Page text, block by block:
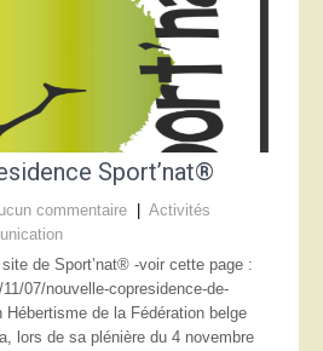
Sport’nat®
commentaire
Activités
de Sport’nat® -voir cette page :
07/nouvelle-copresidence-de-
de la Fédération belge
lors de sa plénière du 4 novembre